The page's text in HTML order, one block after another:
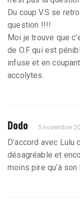
Du coup V.S se
question !!!!
Moi je trouve que
de O.F qui est
infuse et en
accolytes.
Dodo 5 novembre
D’accord avec
désagréable et
moins pire qu’à son